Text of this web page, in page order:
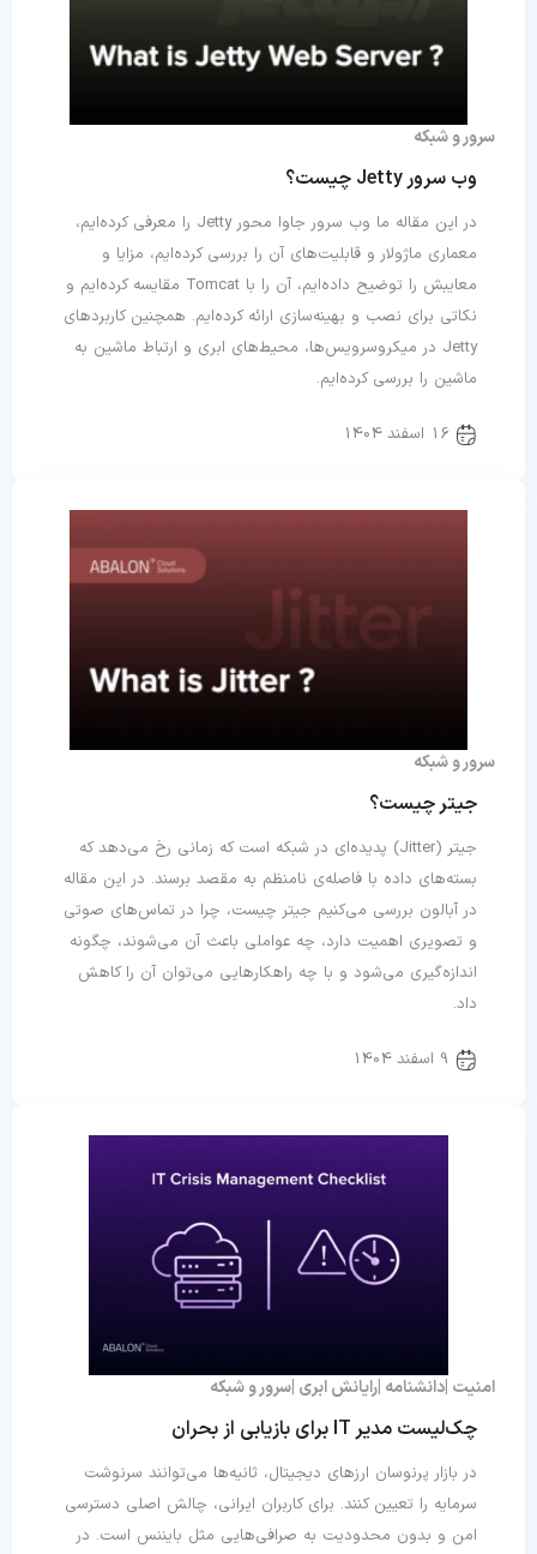
وب سرور Jetty چیست؟
در این مقاله ما وب سرور جاوا محور Jetty را معرفی کرده‌ایم،
معماری ماژولار و قابلیت‌های آن را بررسی کرده‌ایم، مزایا و
معایبش را توضیح داده‌ایم، آن را با Tomcat مقایسه کرده‌ایم و
نکاتی برای نصب و بهینه‌سازی ارائه کرده‌ایم. همچنین کاربردهای
Jetty در میکروسرویس‌ها، محیط‌های ابری و ارتباط ماشین به
ماشین را بررسی کرده‌ایم.
سرور و شبکه
16 اسفند 1404
جیتر چیست؟
جیتر (Jitter) پدیده‌ای در شبکه است که زمانی رخ می‌دهد که
بسته‌های داده با فاصله‌ی نامنظم به مقصد برسند. در این مقاله
در آبالون بررسی می‌کنیم جیتر چیست، چرا در تماس‌های صوتی
و تصویری اهمیت دارد، چه عواملی باعث آن می‌شوند، چگونه
اندازه‌گیری می‌شود و با چه راهکارهایی می‌توان آن را کاهش
داد.
سرور و شبکه
9 اسفند 1404
چک‌لیست مدیر IT برای بازیابی از بحران
در بازار پرنوسان ارزهای دیجیتال، ثانیه‌ها می‌توانند سرنوشت
سرمایه را تعیین کنند. برای کاربران ایرانی، چالش اصلی دسترسی
امن و بدون محدودیت به صرافی‌هایی مثل بایننس است. در
امنیت دانشنامه رایانش ابری سرور و شبکه